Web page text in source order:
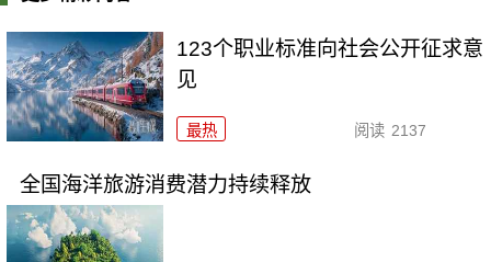
123个职业标准向社会公开征求意
见
最热 阅读 2137
全国海洋旅游消费潜力持续释放